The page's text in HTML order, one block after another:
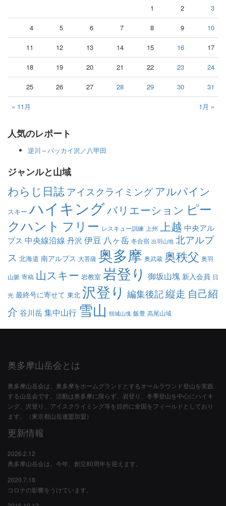
« 11月 1月 »
1 2 3
4 5 6 7 8 9 10
11 12 13 14 15 16 17
18 19 20 21 22 23 24
25 26 27 28 29 30 31
人気のレポート
逆川～バッカイ沢／八甲田
ジャンルと山域
わらじ日誌 アイスクライミング アルパイン
スキー ハイキングバリエーション ピー
クハント フリー レスキュー訓練 上州 上越 中央アル
プス 中央線沿線 丹沢 伊豆 八ヶ岳 冬合宿 出羽山地 北アルプ
ス 北海道 南アルプス 大菩薩 奥多摩 奥武蔵 奥秩父 奥羽
山脈 寄稿 山スキー 岩教室 岩登り 御坂山塊 新入会員 日
光 最終号に寄せて 東北 沢登り 編集後記縦走 自己紹
介 谷川岳集中山行 雪山 頸城山塊 飯豊 高尾山域
奥多摩山岳会とは
奥多摩山岳会は、奥多摩をホームグランドとするオールラウンド登山を実践
する山岳会です。活動は奥多摩に限らず、岩登り、冬季登山を中心にハイキ
ング、沢登り、アイスクライミング等を目的に全国をフィールドとしており
ます。（東京都山岳連盟加盟）
更新情報
2026.2.12
奥多摩山岳会は、今年、創立80周年を迎えます。
2020.7.18
コロナの影響をうけています。